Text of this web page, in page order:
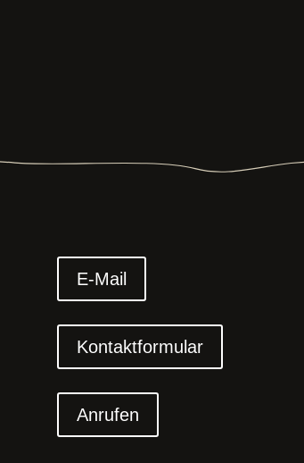
E-Mail
Kontaktformular
Anrufen